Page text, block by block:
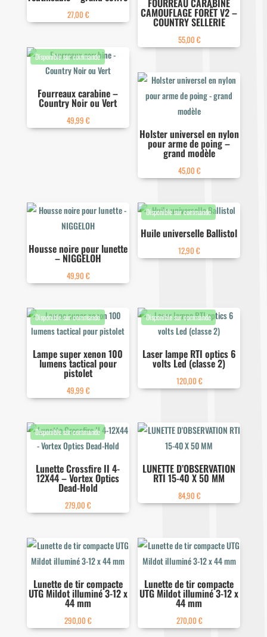
27,00 €
FOURREAU CARABINE
CAMOUFLAGE FORÊT V2 –
COUNTRY SELLERIE
55,00 €
Fourreaux carabine –
Country Noir ou Vert
49,99 €
Holster universel en nylon
pour arme de poing –
grand modèle
45,00 €
Housse noire pour lunette
– NIGGELOH
49,90 €
Huile universelle Ballistol
12,90€
Lampe super xenon 100
lumens tactical pour
pistolet
49,99 €
Laser lampe RTI optics 6
volts Led (classe 2)
120,00 €
Lunette Crossfire II 4-
12X44 – Vortex Optics
Dead-Hold
279,00€
LUNETTE D’OBSERVATION
RTI 15-40 X 50 MM
84,90 €
Lunette de tir compacte
UTG Mildot illuminé 3-12 x
44 mm
290,00€
Lunette de tir compacte
UTG Mildot illuminé 3-12 x
44 mm
270,00 €